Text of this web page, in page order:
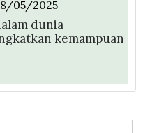
05/2025
dunia
kemampuan